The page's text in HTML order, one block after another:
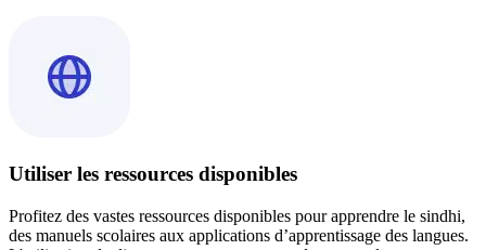
Utiliser les ressources disponibles
Profitez des vastes ressources disponibles pour apprendre le sindhi,
des manuels scolaires aux applications d’apprentissage des langues.